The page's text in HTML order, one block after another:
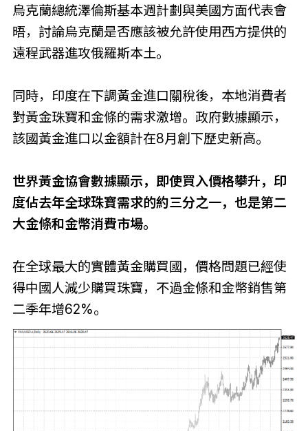
烏克蘭總統澤倫斯基本週計劃與美國方面代表會
晤，討論烏克蘭是否應該被允許使用西方提供的
遠程武器進攻俄羅斯本土。
同時，印度在下調黃金進口關稅後，本地消費者
對黃金珠寶和金條的需求激增。政府數據顯示，
該國黃金進口以金額計在8月創下歷史新高。
世界黃金協會數據顯示，即使買入價格攀升，印
度佔去年全球珠寶需求的約三分之一，也是第二
大金條和金幣消費市場。
在全球最大的實體黃金購買國，價格問題已經使
得中國人減少購買珠寶，不過金條和金幣銷售第
二季年增62%。